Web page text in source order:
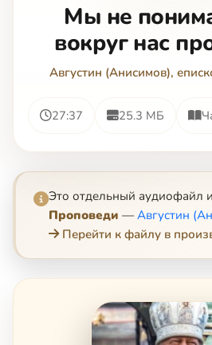
Мы не
вокруг нас
Августин (Анисимов),
27:37 25.3 МБ
Это отдельный аудиофайл
Проповеди — Августин
Перейти к файлу в